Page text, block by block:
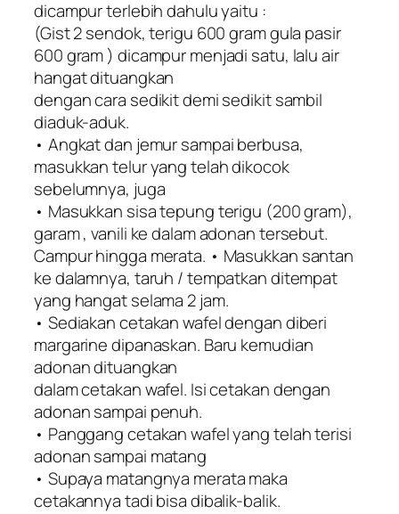
dicampur terlebih dahulu yaitu :
(Gist 2 sendok, terigu 600 gram gula pasir
600 gram ) dicampur menjadi satu, lalu air
hangat dituangkan
dengan cara sedikit demi sedikit sambil
diaduk-aduk.
• Angkat dan jemur sampai berbusa,
masukkan telur yang telah dikocok
sebelumnya, juga
• Masukkan sisa tepung terigu (200 gram),
garam , vanili ke dalam adonan tersebut.
Campur hingga merata. • Masukkan santan
ke dalamnya, taruh / tempatkan ditempat
yang hangat selama 2 jam.
• Sediakan cetakan wafel dengan diberi
margarine dipanaskan. Baru kemudian
adonan dituangkan
dalam cetakan wafel. Isi cetakan dengan
adonan sampai penuh.
• Panggang cetakan wafel yang telah terisi
adonan sampai matang
• Supaya matangnya merata maka
cetakannya tadi bisa dibalik-balik.